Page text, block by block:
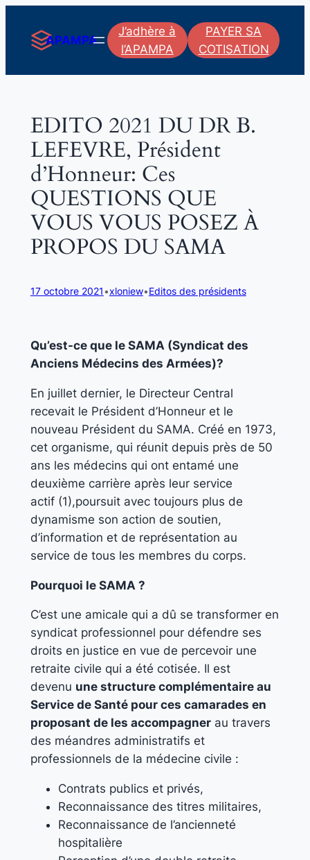
contenu
APAMPA
J’adhère à
l’APAMPA
PAYER SA
COTISATION
EDITO 2021 DU DR B.
LEFEVRE, Président
d’Honneur: Ces
QUESTIONS QUE
VOUS VOUS POSEZ À
PROPOS DU SAMA
17 octobre 2021•xloniew•Editos des présidents
Qu’est-ce que le SAMA (Syndicat des
Anciens Médecins des Armées)?
En juillet dernier, le Directeur Central
recevait le Président d’Honneur et le
nouveau Président du SAMA. Créé en 1973,
cet organisme, qui réunit depuis près de 50
ans les médecins qui ont entamé une
deuxième carrière après leur service
actif (1),poursuit avec toujours plus de
dynamisme son action de soutien,
d’information et de représentation au
service de tous les membres du corps.
Pourquoi le SAMA ?
C’est une amicale qui a dû se transformer en
syndicat professionnel pour défendre ses
droits en justice en vue de percevoir une
retraite civile qui a été cotisée. Il est
devenu une structure complémentaire au
Service de Santé pour ces camarades en
proposant de les accompagnerau travers
des méandres administratifs et
professionnels de la médecine civile :
Contrats publics et privés,
Reconnaissance des titres militaires,
Reconnaissance de l’ancienneté
hospitalière